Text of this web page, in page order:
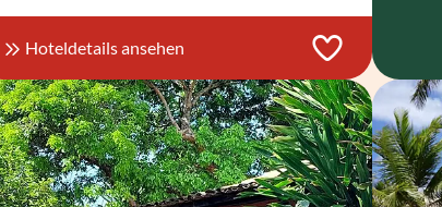
Hoteldetails ansehen